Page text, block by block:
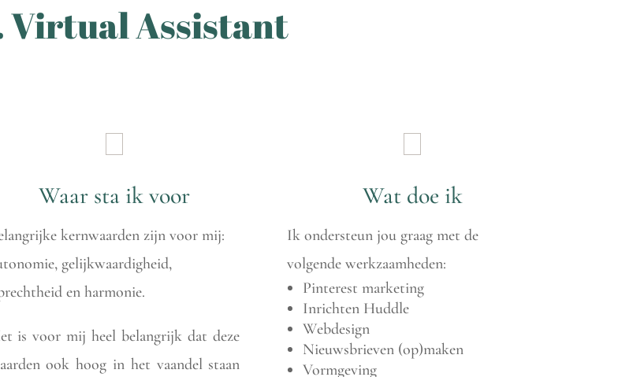
Virtual Assistant
Waar sta ik voor
kernwaarden zijn voor mij:
gelijkwaardigheid,
en harmonie.
is voor mij heel belangrijk dat deze
ook hoog in het vaandel staan
Wat doe ik
Ik ondersteun jou graag met de
volgende werkzaamheden:
Pinterest marketing
Inrichten Huddle
Webdesign
Nieuwsbrieven (op)maken
Vormgeving